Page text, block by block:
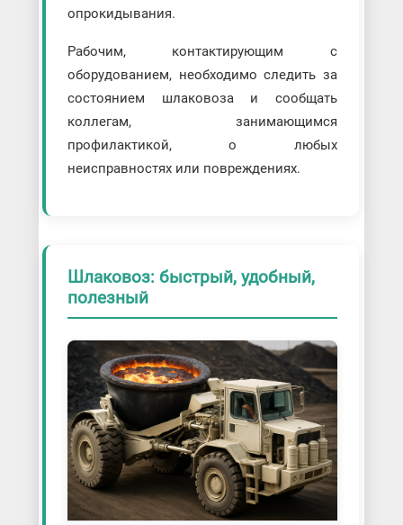
опрокидывания.
Рабочим, контактирующим с
оборудованием, необходимо следить за
состоянием шлаковоза и сообщать
коллегам, занимающимся
профилактикой, о любых
неисправностях или повреждениях.
Шлаковоз: быстрый, удобный,
полезный